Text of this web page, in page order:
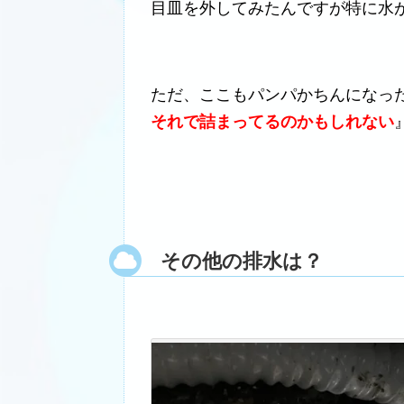
目皿を外してみたんですが特に水
ただ、ここもパンパかちんになっ
それで詰まってるのかもしれない
その他の排水は？